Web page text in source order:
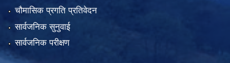
चौमासिक प्रगति प्रतिवेदन
सार्वजनिक सुनुवाई
सार्वजनिक परीक्षण